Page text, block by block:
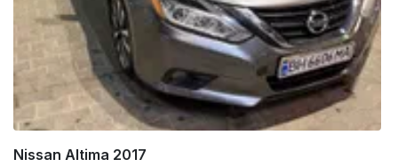
Nissan Altima 2017